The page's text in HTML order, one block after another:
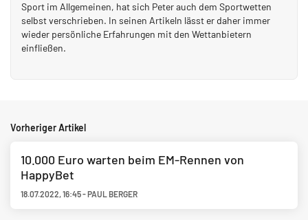
Sport im Allgemeinen, hat sich Peter auch dem Sportwetten
selbst verschrieben. In seinen Artikeln lässt er daher immer
wieder persönliche Erfahrungen mit den Wettanbietern
einfließen.
Vorheriger Artikel
10.000 Euro warten beim EM-Rennen von
HappyBet
18.07.2022,16:45-PAUL BERGER